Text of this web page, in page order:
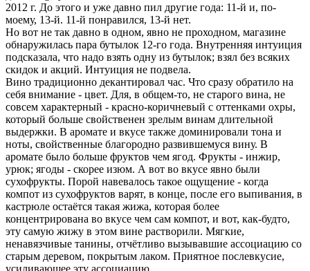
2012 г. До этого и уже давно пил другие года: 11-й и, по-
моему, 13-й. 11-й понравился, 13-й нет.
Но вот не так давно в одном, явно не проходном, магазине
обнаружилась пара бутылок 12-го года. Внутренняя интуиция
подсказала, что надо взять одну из бутылок; взял без всяких
скидок и акций. Интуиция не подвела.
Вино традиционно декантировал час. Что сразу обратило на
себя внимание - цвет. Для, в общем-то, не старого вина, не
совсем характерный - красно-коричневый с оттенками охры,
который больше свойственен зрелым винам длительной
выдержки. В аромате и вкусе также доминировали тона и
ноты, свойственные благородно развившемуся вину. В
аромате было больше фруктов чем ягод. Фрукты - инжир,
урюк; ягоды - скорее изюм. А вот во вкусе явно были
сухофрукты. Порой навевалось такое ощущение - когда
компот из сухофруктов варят, в конце, после его выпивания, в
кастрюле остаётся такая жижа, которая более
концентрирована во вкусе чем сам компот, и вот, как-будто,
эту самую жижу в этом вине растворили. Мягкие,
ненавязчивые танины, отчётливо вызывавшие ассоциацию со
старым деревом, покрытым лаком. Приятное послевкусие,
усиливающее эту ассоциацию.